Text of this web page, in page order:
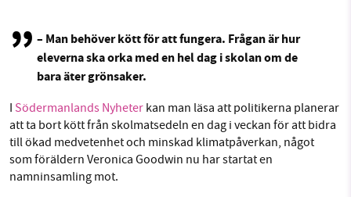
– Man behöver kött för att fungera. Frågan är hur
eleverna ska orka med en hel dag i skolan om de
bara äter grönsaker.
I Södermanlands Nyheter kan man läsa att politikerna planerar
att ta bort kött från skolmatsedeln en dag i veckan för att bidra
till ökad medvetenhet och minskad klimatpåverkan, något
som föräldern Veronica Goodwin nu har startat en
namninsamling mot.
Läs vad vi vill göra